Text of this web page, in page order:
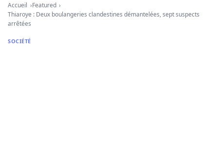
Accueil
Featured
Thiaroye : Deux boulangeries clandestines démantelées, sept suspects
arrêtées
SOCIÉTÉ